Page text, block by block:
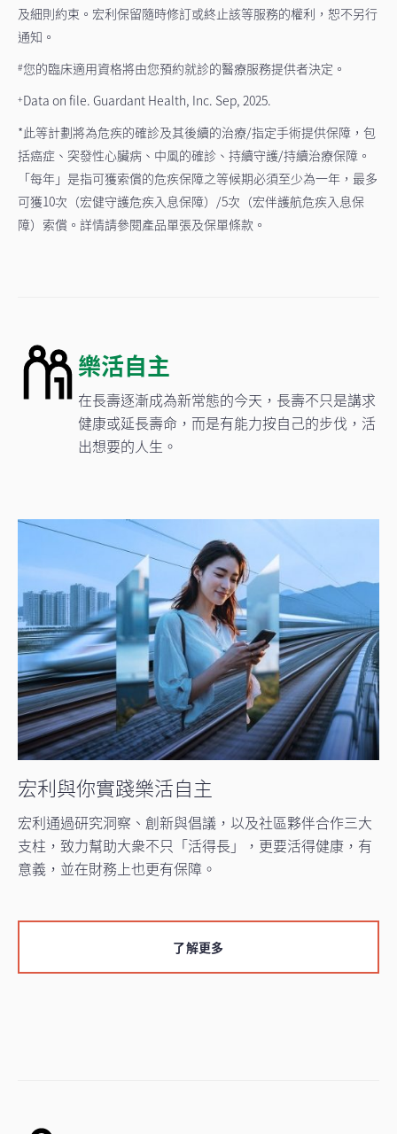
及細則約束。宏利保留隨時修訂或終止該等服務的權利，恕不另行
通知。
#您的臨床適用資格將由您預約就診的醫療服務提供者決定。
+Data on file. Guardant Health, Inc. Sep, 2025.
*此等計劃將為危疾的確診及其後續的治療/指定手術提供保障，包
括癌症、突發性心臟病、中風的確診、持續守護/持續治療保障。
「每年」是指可獲索償的危疾保障之等候期必須至少為一年，最多
可獲10次（宏健守護危疾入息保障）/5次（宏伴護航危疾入息保
障）索償。詳情請參閱產品單張及保單條款。
樂活自主
在長壽逐漸成為新常態的今天，長壽不只是講求
健康或延長壽命，而是有能力按自己的步伐，活
出想要的人生。
宏利與你實踐樂活自主
宏利通過研究洞察、創新與倡議，以及社區夥伴合作三大
支柱，致力幫助大衆不只「活得長」，更要活得健康，有
意義，並在財務上也更有保障。
了解更多